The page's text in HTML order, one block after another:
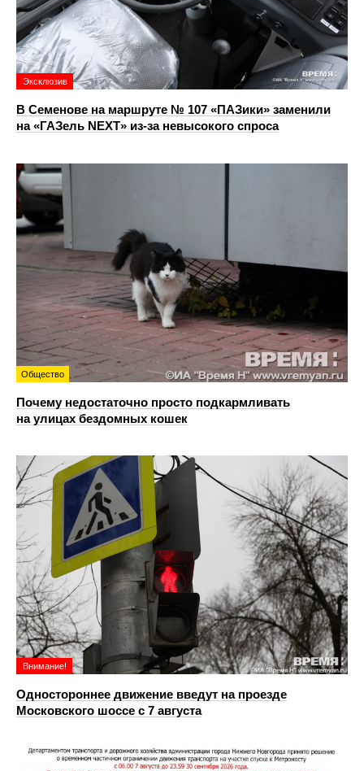
Эксклюзив
В Семенове на маршруте № 107 «ПАЗики» заменили
на «ГАЗель NEXT» из‑за невысокого спроса
Общество
Почему недостаточно просто подкармливать
на улицах бездомных кошек
Внимание!
Одностороннее движение введут на проезде
Московского шоссе с 7 августа